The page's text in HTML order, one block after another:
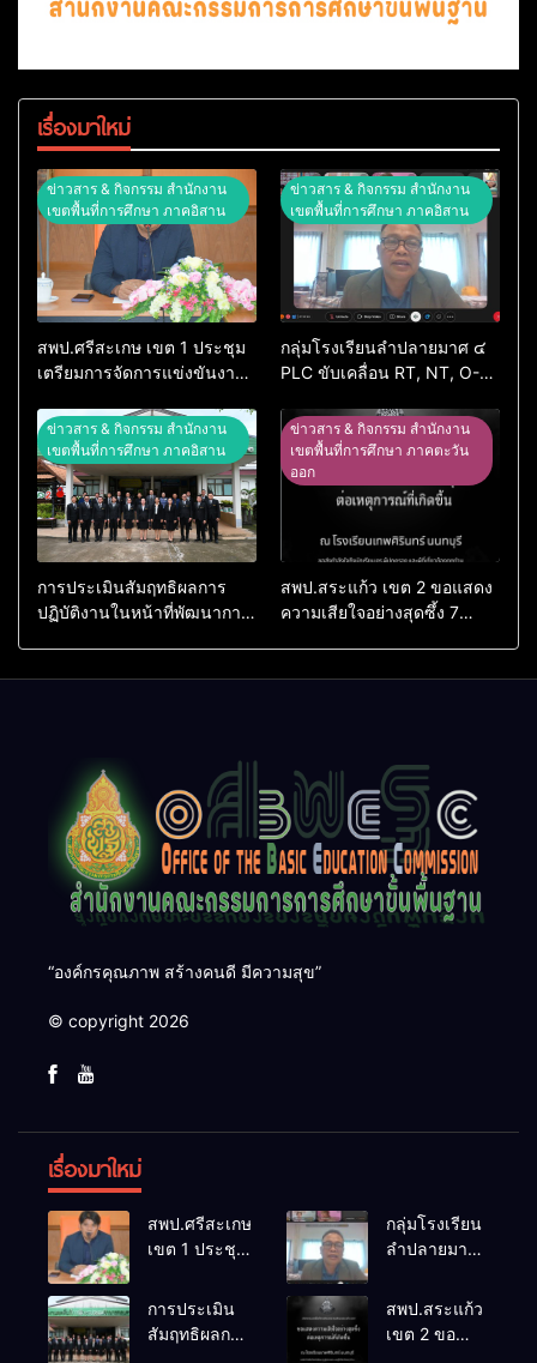
เรื่องมาใหม่
ข่าวสาร & กิจกรรม สำนักงาน
เขตพื้นที่การศึกษา ภาคอิสาน
สพป.ศรีสะเกษ เขต 1 ประชุม
เตรียมการจัดการแข่งขันงาน
74 ปีการศึกษา 2569
ข่าวสาร & กิจกรรม สำนักงาน
เขตพื้นที่การศึกษา ภาคอิสาน
กลุ่มโรงเรียนลำปลายมาศ ๔
PLC ขับเคลื่อน RT, NT, O-
ข่าวสาร & กิจกรรม สำนักงาน
เขตพื้นที่การศึกษา ภาคอิสาน
การประเมินสัมฤทธิผลการ
ปฏิบัติงานในหน้าที่พัฒนาการ
ข่าวสาร & กิจกรรม สำนักงาน
เขตพื้นที่การศึกษา ภาคตะวัน
ออก
สพป.สระแก้ว เขต 2 ขอแสดง
ความเสียใจอย่างสุดซึ้ง 7
“องค์กรคุณภาพ สร้างคนดี มีความสุข”
© copyright 2026
เรื่องมาใหม่
สพป.ศรีสะเกษ
เขต 1 ประชุม
จัดการ
แข่งขันงาน
ศิลปหัตถกรรม
กลุ่มโรงเรียน
ลำปลายมาศ
เคลื่อน RT,
NT, O-NET
การประเมิน
สัมฤทธิผลการ
สพป.สระแก้ว
เขต 2 ขอ